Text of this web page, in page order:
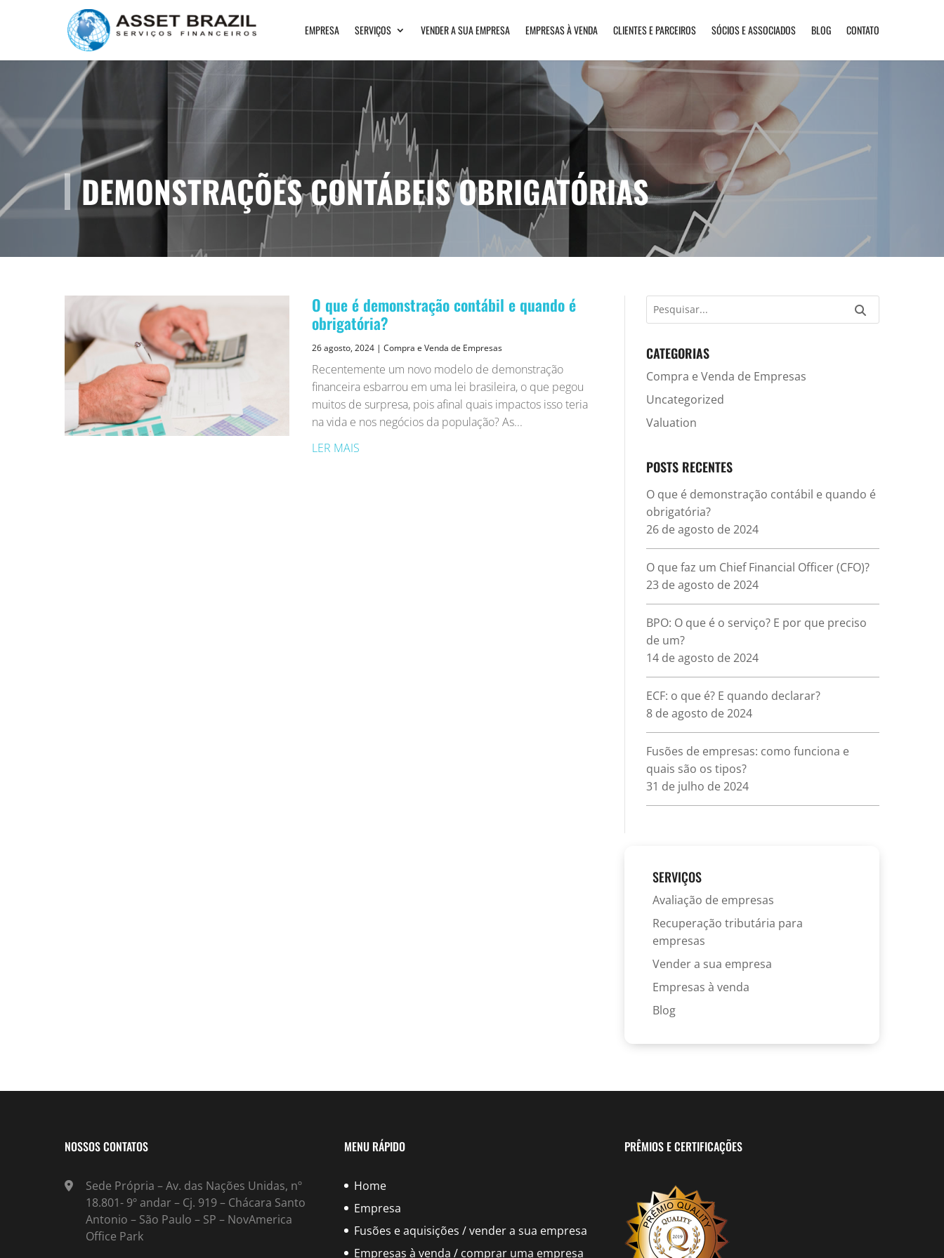
EMPRESA SERVIÇOS VENDER A SUA EMPRESA EMPRESAS À VENDA CLIENTES E PARCEIROS SÓCIOS E ASSOCIADOS BLOG CONTATO
DEMONSTRAÇÕES CONTÁBEIS OBRIGATÓRIAS
O que é demonstração contábil e quando é
obrigatória?
26 agosto, 2024 | Compra e Venda de Empresas
Recentemente um novo modelo de demonstração
financeira esbarrou em uma lei brasileira, o que pegou
muitos de surpresa, pois afinal quais impactos isso teria
na vida e nos negócios da população? As...
LER MAIS
CATEGORIAS
Compra e Venda de Empresas
Uncategorized
Valuation
POSTS RECENTES
O que é demonstração contábil e quando é
obrigatória?
26 de agosto de 2024
O que faz um Chief Financial Officer (CFO)?
23 de agosto de 2024
BPO: O que é o serviço? E por que preciso
de um?
14 de agosto de 2024
ECF: o que é? E quando declarar?
8 de agosto de 2024
Fusões de empresas: como funciona e
quais são os tipos?
31 de julho de 2024
SERVIÇOS
Avaliação de empresas
Recuperação tributária para
empresas
Vender a sua empresa
Empresas à venda
Blog
NOSSOS CONTATOS
Sede Própria – Av. das Nações Unidas, nº
18.801- 9º andar – Cj. 919 – Chácara Santo
Antonio – São Paulo – SP – NovAmerica
Office Park
MENU RÁPIDO
Home
Empresa
Fusões e aquisições / vender a sua empresa
Empresas à venda / comprar uma empresa
PRÊMIOS E CERTIFICAÇÕES